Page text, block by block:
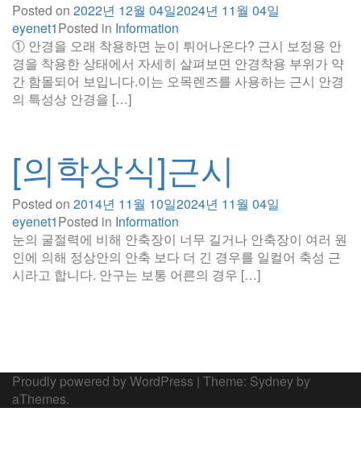
Posted on 2022년 12월 04일2024년 11월 04일
eyenet1Posted in Information
① 안경을 오래 착용하면 눈이 튀어나온다? 근시 보정용 안
경을 착용한 상태에서 자세히 살펴보면 안경착용 부위가 약
간 함몰되어 보입니다.이는 오목렌즈를 사용하는 근시 안경
의 특성상 안경을 […]
[의학상식]근시
Posted on 2014년 11월 10일2024년 11월 04일
eyenet1Posted in Information
눈의 굴절력에 비해 안축장이 너무 길거나 안축장이 여러 원
인에 의해 정상안의 안축 보다 더 긴 경우를 일컬어 축성 근
시라고 합니다. 안구는 보통 어른의 경우 […]
Proudly powered by WordPress | Theme: Sydney by
aThemes.